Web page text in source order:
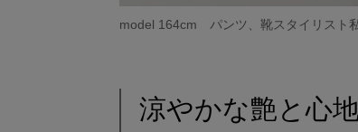
model 164cm パンツ、靴スタイリスト
涼やかな艶と心